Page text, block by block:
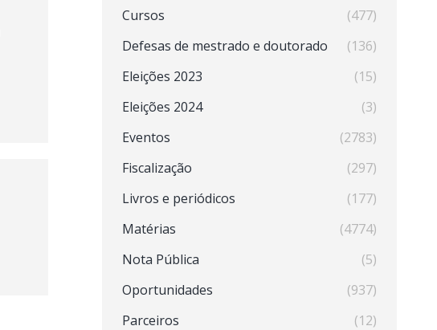
Cursos
(477)
Defesas de mestrado e doutorado
(136)
Eleições 2023
(15)
Eleições 2024
(3)
Eventos
(2783)
Fiscalização
(297)
Livros e periódicos
(177)
Matérias
(4774)
Nota Pública
(5)
Oportunidades
(937)
Parceiros
(12)